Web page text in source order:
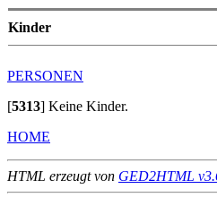
Kinder
PERSONEN
[5313] Keine Kinder.
HOME
HTML erzeugt von GED2HTML